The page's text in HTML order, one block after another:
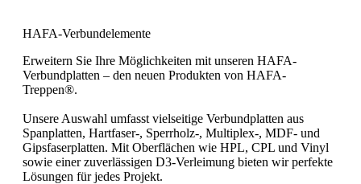
HAFA-Verbundelemente
Erweitern Sie Ihre Möglichkeiten mit unseren HAFA-
Verbundplatten – den neuen Produkten von HAFA-
Treppen®.
Unsere Auswahl umfasst vielseitige Verbundplatten aus
Spanplatten, Hartfaser-, Sperrholz-, Multiplex-, MDF- und
Gipsfaserplatten. Mit Oberflächen wie HPL, CPL und Vinyl
sowie einer zuverlässigen D3-Verleimung bieten wir perfekte
Lösungen für jedes Projekt.